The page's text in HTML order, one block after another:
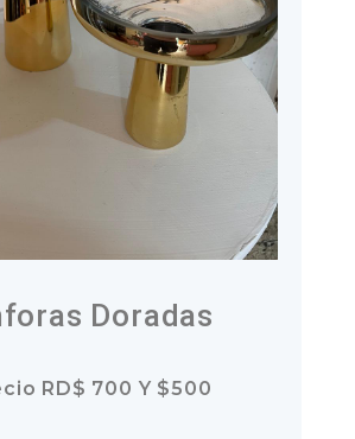
Doradas
RD$ 700 Y $500